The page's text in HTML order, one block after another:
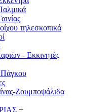
τηλεσκοπικά
- Εκκινητές
Ζουμποψάλιδα
+